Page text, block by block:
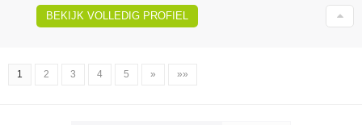
BEKIJK VOLLEDIG PROFIEL
1 2 3 4 5 » »»